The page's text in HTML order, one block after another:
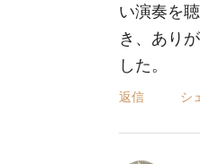
い演奏を
き、あり
した。
返信 シ